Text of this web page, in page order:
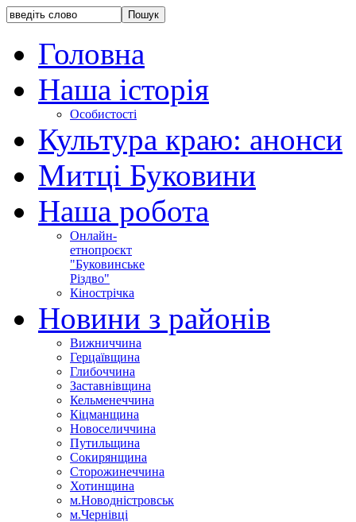
Головна
Наша історія
Особистості
Культура краю: анонси
Митці Буковини
Наша робота
Онлайн-
етнопроєкт
"Буковинське
Різдво"
Кінострічка
Новини з районів
Вижниччина
Герцаївщина
Глибоччина
Заставнівщина
Кельменеччина
Кіцманщина
Новоселиччина
Путильщина
Сокирянщина
Сторожинеччина
Хотинщина
м.Новодністровськ
м.Чернівці